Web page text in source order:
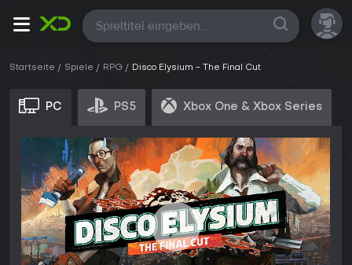
Alle
Startseite Spiele RPG Disco Elysium - The Final Cut
PC PS5 Xbox One & Xbox Series